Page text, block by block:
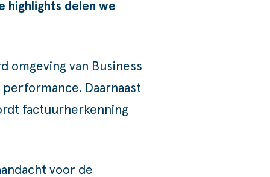
highlights delen we
omgeving van Business
Daarnaast
factuurherkenning
voor de